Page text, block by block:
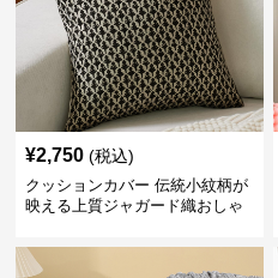
¥2,750 (税込)
クッションカバー 伝統小紋柄が
映える上質ジャガード織おしゃ